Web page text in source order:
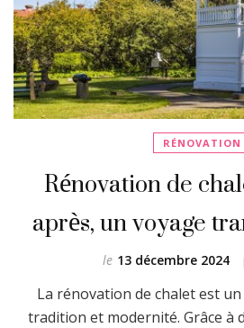
RÉNOVATION
Rénovation de
après, un voyage
le 13 décembre 2024
La rénovation de chalet est
tradition et modernité. Grâce à